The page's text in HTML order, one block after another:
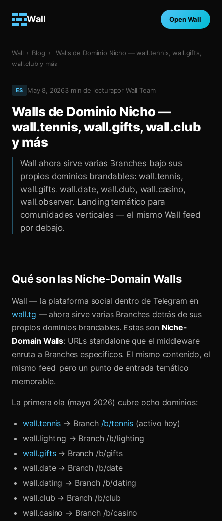
Wall Open Wall
Wall › Blog ›
Walls de Dominio Nicho — wall.tennis, wall.gifts,
wall.club y más
ES May 8, 20263 min de lecturapor Wall Team
Walls de Dominio Nicho —
wall.tennis, wall.gifts, wall.club
y más
Wall ahora sirve varias Branches bajo sus
propios dominios brandables: wall.tennis,
wall.gifts, wall.date, wall.club, wall.casino,
wall.observer. Landing temático para
comunidades verticales — el mismo Wall feed
por debajo.
Qué son las Niche-Domain Walls
Wall — la plataforma social dentro de Telegram en
wall.tg — ahora sirve varias Branches detrás de sus
propios dominios brandables. Estas son Niche-
Domain Walls: URLs standalone que el middleware
enruta a Branches específicos. El mismo contenido, el
mismo feed, pero un punto de entrada temático
memorable.
La primera ola (mayo 2026) cubre ocho dominios:
wall.tennis → Branch /b/tennis (activo hoy)
wall.lighting → Branch /b/lighting
wall.gifts→ Branch /b/gifts
wall.date → Branch /b/date
wall.dating → Branch /b/dating
wall.club → Branch /b/club
wall.casino → Branch /b/casino